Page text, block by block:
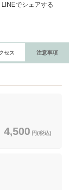
LINEでシェアする
セス 注意事項
4,500 円(税込)